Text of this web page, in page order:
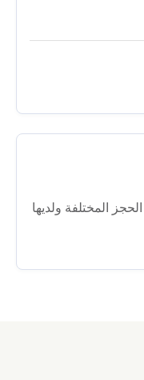
عبر منصات الحجز المختلفة ولديها